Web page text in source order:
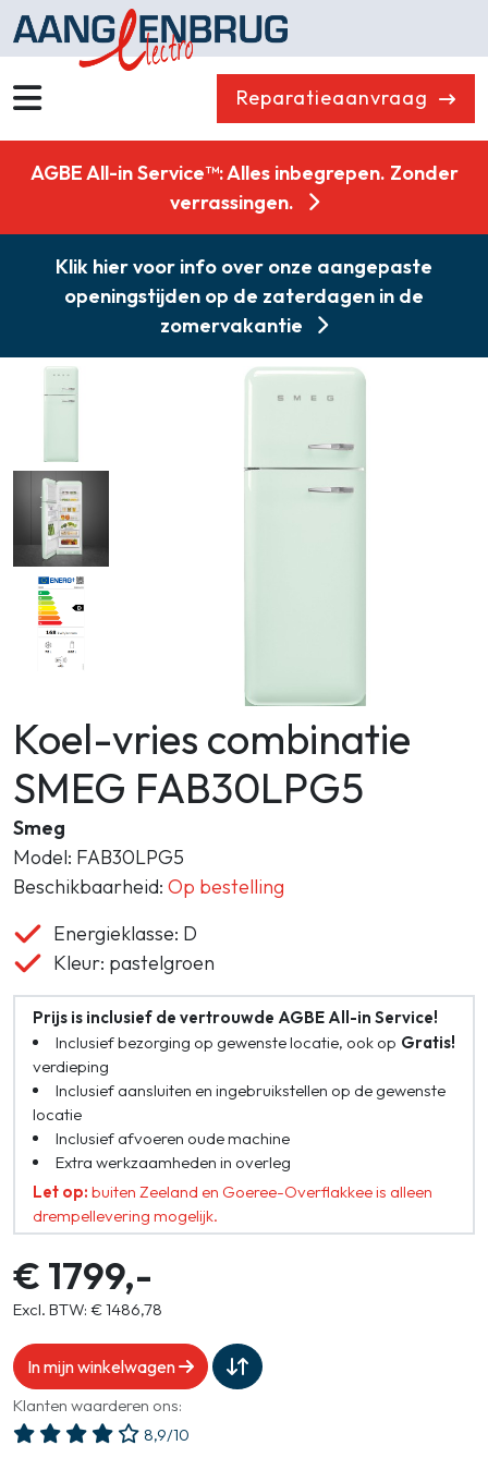
Reparatieaanvraag
Koelen & Vriezen
Koken
Koffiemachines
Professioneel
Stofzuigers
Quooker
Klein huishoudelijk
Combikorting
AGBE All-in Service™: Alles inbegrepen. Zonder
verrassingen.
Klik hier voor info over onze aangepaste
openingstijden op de zaterdagen in de
zomervakantie
Koel-vries combinatie
SMEG FAB30LPG5
Smeg
Model: FAB30LPG5
Beschikbaarheid: Op bestelling
Energieklasse: D
Kleur: pastelgroen
Prijs is inclusief de vertrouwde AGBE All-in Service!
Gratis!
Inclusief bezorging op gewenste locatie, ook op
verdieping
Inclusief aansluiten en ingebruikstellen op de gewenste
locatie
Inclusief afvoeren oude machine
Extra werkzaamheden in overleg
Let op: buiten Zeeland en Goeree-Overflakkee is alleen
drempellevering mogelijk.
€ 1799,-
Excl. BTW: € 1486,78
In mijn winkelwagen
Klanten waarderen ons:
8,9/10